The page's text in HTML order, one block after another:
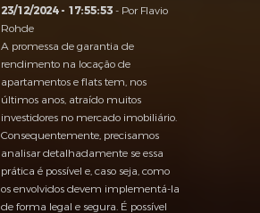
23/12/2024 - 17:55:53- Por Flavio
Rohde
A promessa de garantia de
rendimento na locação de
apartamentos e flats tem, nos
últimos anos, atraído muitos
investidores no mercado imobiliário.
Consequentemente, precisamos
analisar detalhadamente se essa
prática é possível e, caso seja, como
os envolvidos devem implementá-la
de forma legal e segura. É possível